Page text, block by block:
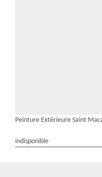
Peinture Extérieure Saint
indisponible